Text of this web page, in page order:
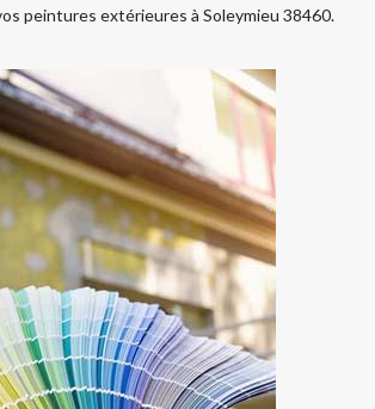
peintures extérieures à Soleymieu 38460.